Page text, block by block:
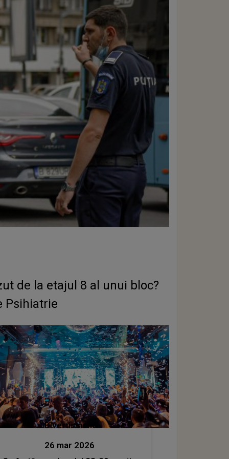
de la etajul 8 al unui bloc?
Psihiatrie
Divertisment
26 mar 2026